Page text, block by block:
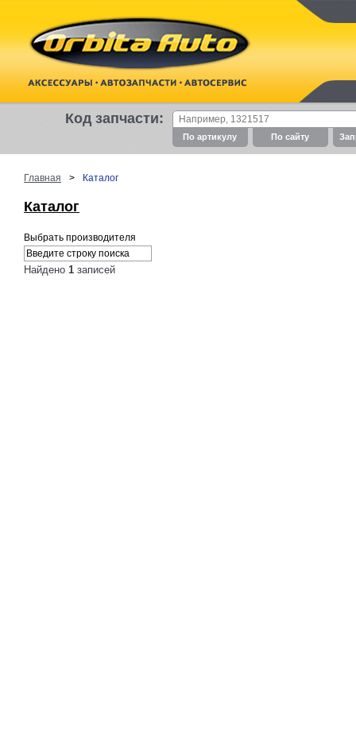
Код запчасти:
По артикулу По cайту
Главная > Каталог
Каталог
Выбрать производителя
Найдено 1 записей